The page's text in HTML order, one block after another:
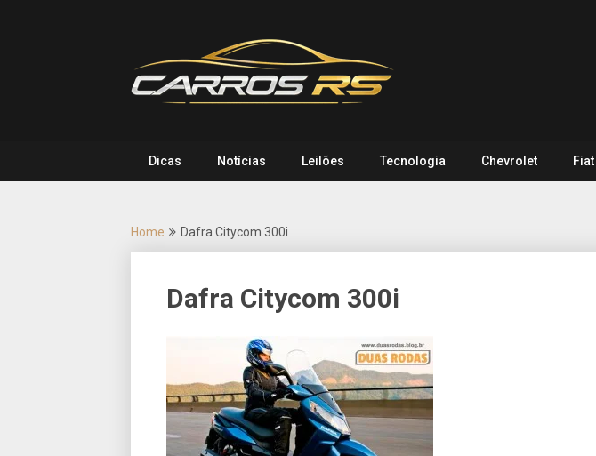
Dicas Notícias Leilões Tecnologia Chevrolet Fiat
Home Dafra Citycom 300i
Dafra Citycom 300i